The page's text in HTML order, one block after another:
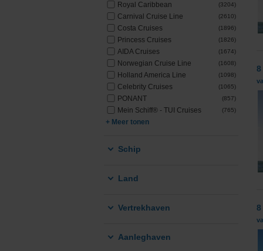
Royal Caribbean (3204)
Carnival Cruise Line (2610)
Costa Cruises (1896)
Princess Cruises (1826)
AIDA Cruises (1674)
Norwegian Cruise Line (1608)
Holland America Line (1098)
Celebrity Cruises (1065)
PONANT (857)
Mein Schiff® - TUI Cruises (765)
+ Meer tonen
Schip
Land
Vertrekhaven
Aanleghaven
8
8